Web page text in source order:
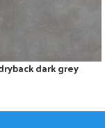
dark grey